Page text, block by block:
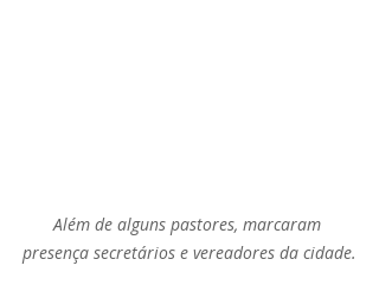
Além de alguns pastores, marcaram
presença secretários e vereadores da cidade.